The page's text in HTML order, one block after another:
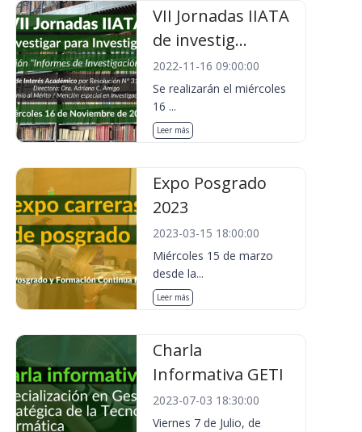
VII Jornadas IIATA
de investig...
2022-11-16 09:00:00
Se realizarán el miércoles
16 ...
Leer más
Expo Posgrado
2023
2023-03-15 18:00:00
Miércoles 15 de marzo
desde la...
Leer más
Charla
Informativa GETI
2023-07-03 18:30:00
Viernes 7 de Julio, de